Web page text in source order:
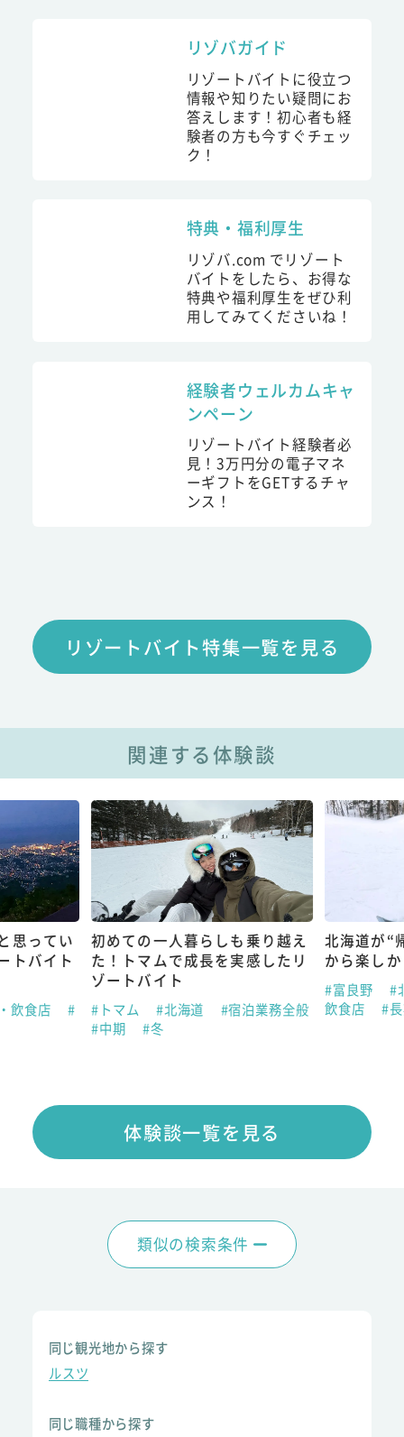
リゾバガイド
リゾートバイトに役立つ
情報や知りたい疑問にお
答えします！初心者も経
験者の方も今すぐチェッ
ク！
特典・福利厚生
リゾバ.com でリゾート
バイトをしたら、お得な
特典や福利厚生をぜひ利
用してみてくださいね！
経験者ウェルカムキャ
ンペーン
リゾートバイト経験者必
見！3万円分の電子マネ
ーギフトをGETするチャ
ンス！
リゾートバイト特集一覧を見る
関連する体験談
思ってい
トバイト
飲食店 #
初めての一人暮らしも乗り越え
た！トマムで成長を実感したリ
ゾートバイト
#トマム #北海道
#宿泊業務全般
#中期
#冬
北海道が“
から楽し
#富良野
#
飲食店
#
体験談一覧を見る
類似の検索条件
同じ観光地から探す
ルスツ
同じ職種から探す